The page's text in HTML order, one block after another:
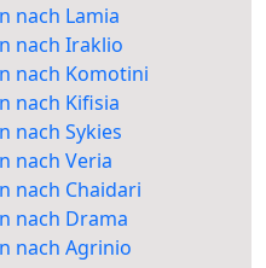
nach Lamia
nach Iraklio
nach Komotini
nach Kifisia
nach Sykies
nach Veria
nach Chaidari
nach Drama
nach Agrinio